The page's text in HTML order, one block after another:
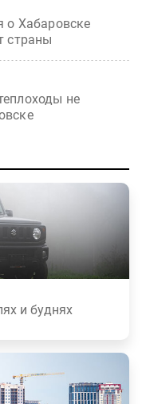
о Хабаровске
страны
не
и буднях